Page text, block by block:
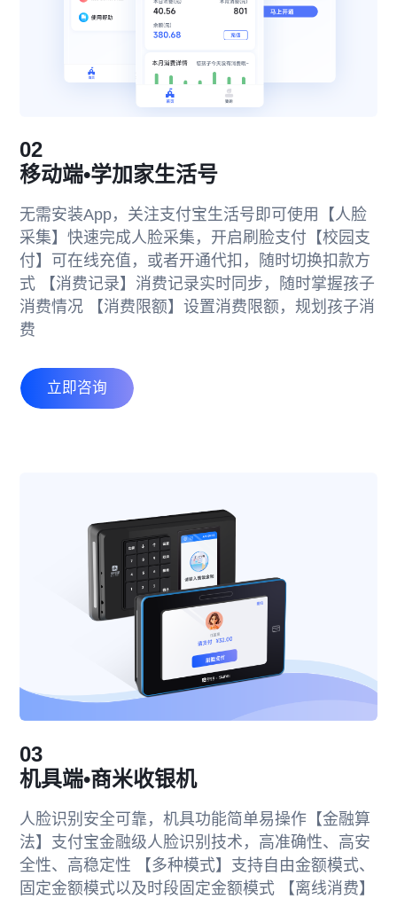
02
移动端•学加家生活号
无需安装App，关注支付宝生活号即可使用
【人脸
采集】快速完成人脸采集，开启刷脸支付 【校园支
付】 可在线充值，或者开通代扣，随时切换扣款方
式
【消费记录】 消费记录实时同步，随时掌握孩子
消费情况
【消费限额】设置消费限额，规划孩子消
费
立即咨询
03
机具端•商米收银机
人脸识别安全可靠，机具功能简单易操作 【金融算
法】 支付宝金融级人脸识别技术，高准确性、高安
全性、高稳定性
【多种模式】 支持自由金额模式、
固定金额模式以及时段固定金额模式
【离线消费】